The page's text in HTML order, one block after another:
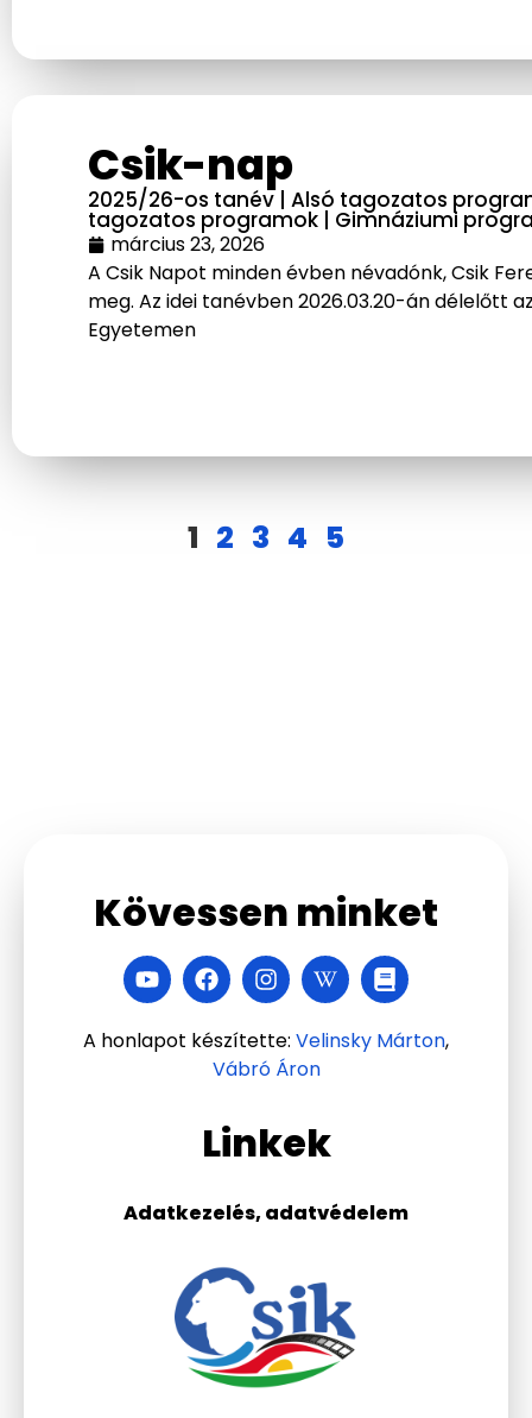
Csik-nap
2025/26-os tanév| Alsó tagozatos
tagozatos programok| Gimnáziumi
március 23, 2026
A Csik Napot minden évben névadónk, Csik
meg. Az idei tanévben 2026.03.20-án délelőtt
Egyetemen
1 2 3 4 5
Linkek
Adatkezelés, adatvédelem
Kövessen minket
A honlapot készítette: Velinsky Márton,
Vábró Áron